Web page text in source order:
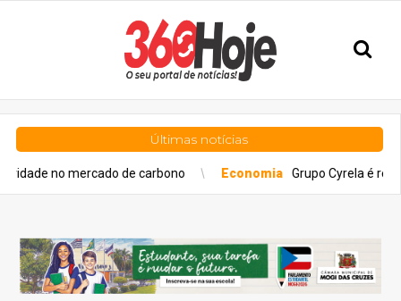
Últimas notícias
mercado de carbono Economia Grupo Cyrela é